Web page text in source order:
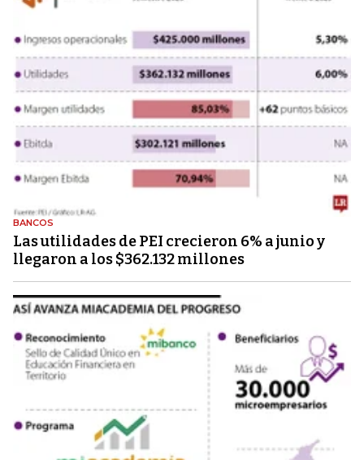
BANCOS
Las utilidades de PEI crecieron 6% a junio y
llegaron a los $362.132 millones